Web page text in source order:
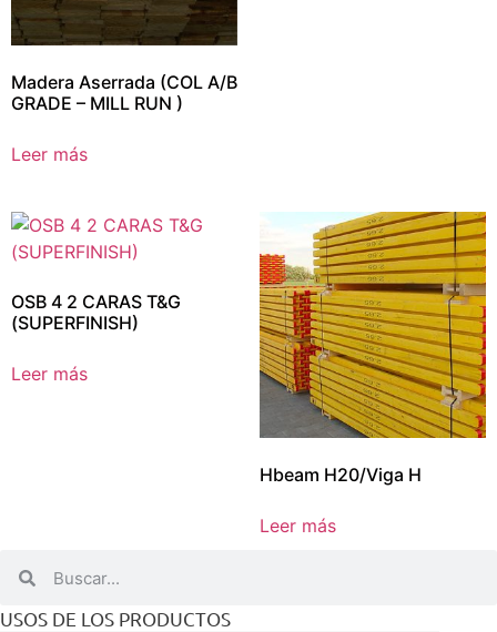
USOS DE LOS PRODUCTOS
Madera Aserrada (COL A/B
GRADE – MILL RUN )
Leer más
OSB 4 2 CARAS T&G
(SUPERFINISH)
Leer más
Hbeam H20/Viga H
Leer más